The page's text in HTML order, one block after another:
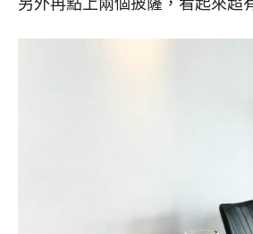
另外再點上兩個披薩，看起來超